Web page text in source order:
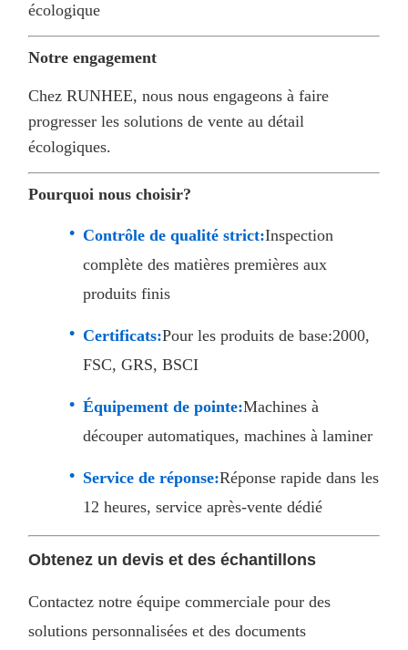
écologique
Notre engagement
Chez RUNHEE, nous nous engageons à faire
progresser les solutions de vente au détail
écologiques.
Pourquoi nous choisir?
Contrôle de qualité strict:Inspection
complète des matières premières aux
produits finis
Certificats:Pour les produits de base:2000,
FSC, GRS, BSCI
Équipement de pointe:Machines à
découper automatiques, machines à laminer
Service de réponse:Réponse rapide dans les
12 heures, service après-vente dédié
Obtenez un devis et des échantillons
Contactez notre équipe commerciale pour des
solutions personnalisées et des documents